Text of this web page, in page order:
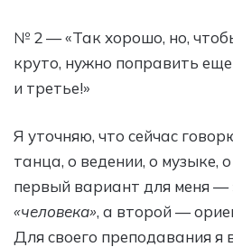
№ 2 — «Так хорошо, но,
круто, нужно поправить
и третье!»
Я уточняю, что сейчас
танца, о ведении, о музыке,
первый вариант для меня —
«человека», а второй —
Для своего преподавания